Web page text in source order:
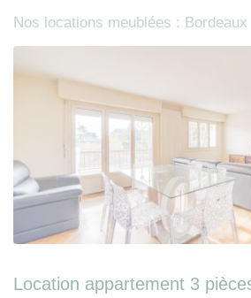
Nos locations meublées : Bordeaux
Location appartement 3